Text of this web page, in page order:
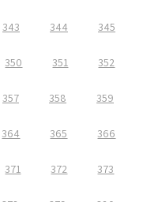
343 344 345
350 351 352
357 358 359
364 365 366
371 372 373